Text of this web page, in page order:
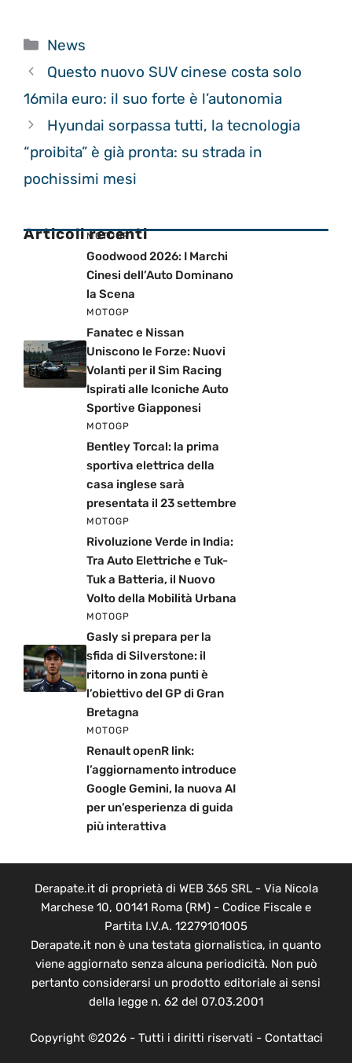
Categorie
News
Questo nuovo SUV cinese costa solo
16mila euro: il suo forte è l’autonomia
Hyundai sorpassa tutti, la tecnologia
“proibita” è già pronta: su strada in
pochissimi mesi
Articoli recenti
MOTOGP
Goodwood 2026: I Marchi
Cinesi dell’Auto Dominano
la Scena
MOTOGP
Fanatec e Nissan
Uniscono le Forze: Nuovi
Volanti per il Sim Racing
Ispirati alle Iconiche Auto
Sportive Giapponesi
MOTOGP
Bentley Torcal: la prima
sportiva elettrica della
casa inglese sarà
presentata il 23 settembre
MOTOGP
Rivoluzione Verde in India:
Tra Auto Elettriche e Tuk-
Tuk a Batteria, il Nuovo
Volto della Mobilità Urbana
MOTOGP
Gasly si prepara per la
sfida di Silverstone: il
ritorno in zona punti è
l’obiettivo del GP di Gran
Bretagna
MOTOGP
Renault openR link:
l’aggiornamento introduce
Google Gemini, la nuova AI
per un’esperienza di guida
più interattiva
Derapate.it di proprietà di WEB 365 SRL - Via Nicola
Marchese 10, 00141 Roma (RM) - Codice Fiscale e
Partita I.V.A. 12279101005
Derapate.it non è una testata giornalistica, in quanto
viene aggiornato senza alcuna periodicità. Non può
pertanto considerarsi un prodotto editoriale ai sensi
della legge n. 62 del 07.03.2001
Copyright ©2026 - Tutti i diritti riservati - Contattaci